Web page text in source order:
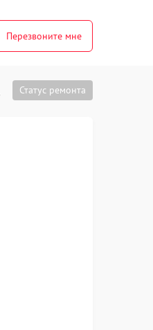
Перезвоните мне
Статус ремонта